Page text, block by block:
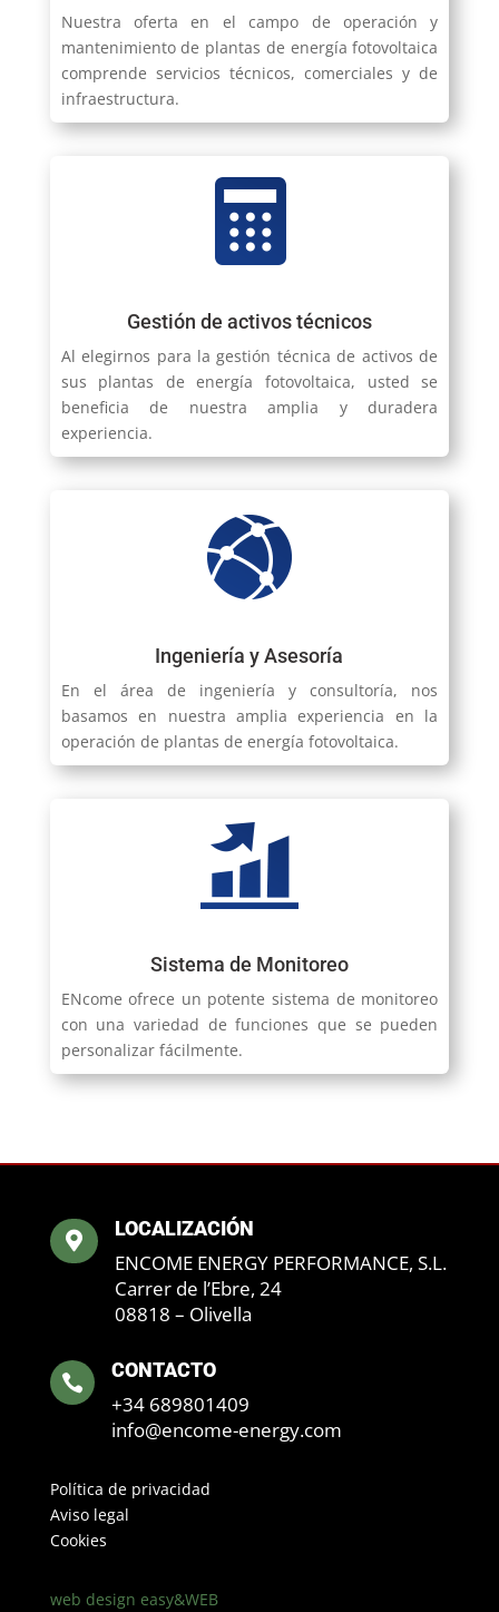
Nuestra oferta en el campo de operación y
mantenimiento de plantas de energía fotovoltaica
comprende servicios técnicos, comerciales y de
infraestructura.
Gestión de activos técnicos
Al elegirnos para la gestión técnica de activos de
sus plantas de energía fotovoltaica, usted se
beneficia de nuestra amplia y duradera
experiencia.
Ingeniería y Asesoría
En el área de ingeniería y consultoría, nos
basamos en nuestra amplia experiencia en la
operación de plantas de energía fotovoltaica.
Sistema de Monitoreo
ENcome ofrece un potente sistema de monitoreo
con una variedad de funciones que se pueden
personalizar fácilmente.

LOCALIZACIÓN
ENCOME ENERGY PERFORMANCE, S.L.
Carrer de l’Ebre, 24
08818 – Olivella

CONTACTO
+34 689801409
info@encome-energy.com
Política de privacidad
Aviso legal
Cookies
web design easy&WEB